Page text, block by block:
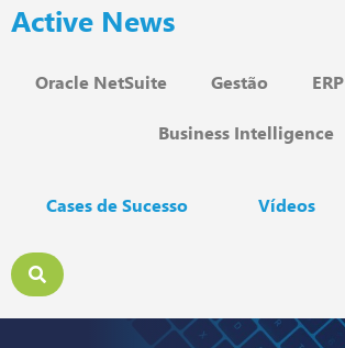
Active News
Oracle NetSuite Gestão ERP
Business Intelligence
Cases de Sucesso Vídeos